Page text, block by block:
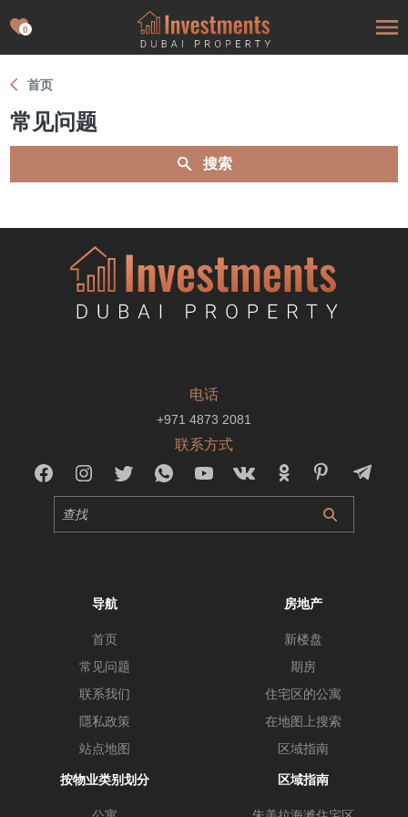
0
首页
常见问题
搜索
电话
+971 4873 2081
联系方式
导航
首页
常见问题
联系我们
隱私政策
站点地图
房地产
新楼盘
期房
住宅区的公寓
在地图上搜索
区域指南
按物业类别划分 区域指南